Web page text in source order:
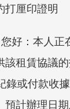
打厘印證明
好：本人正
該租賃協議
或付款收
計辦理日期